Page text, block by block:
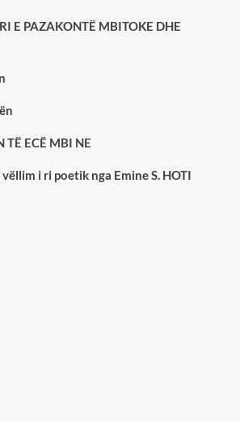
E PAZAKONTË MBITOKE DHE
TË ECË MBI NE
i ri poetik nga Emine S. HOTI